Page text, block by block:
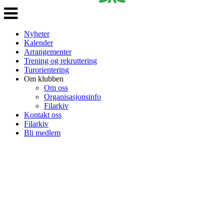
Veksle
navigasjon
Nyheter
Kalender
Arrangementer
Trening og rekruttering
Turorientering
Om klubben
Om oss
Organisasjonsinfo
Filarkiv
Kontakt oss
Filarkiv
Bli medlem